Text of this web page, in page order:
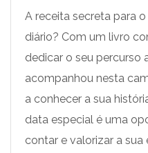
A receita secreta para
diário? Com um livro
dedicar o seu percurso
acompanhou nesta
a conhecer a sua
data especial é uma
contar e valorizar a sua